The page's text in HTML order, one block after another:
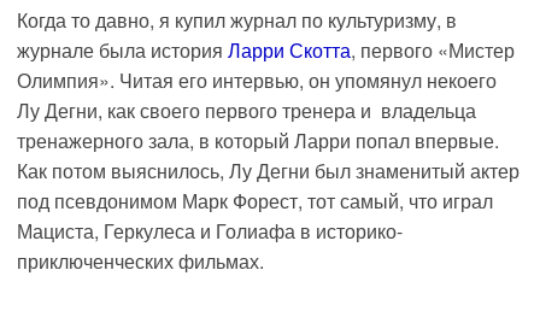
Когда то давно, я купил журнал по культуризму, в
журнале была история Ларри Скотта, первого «Мистер
Олимпия». Читая его интервью, он упомянул некоего
Лу Дегни, как своего первого тренера и владельца
тренажерного зала, в который Ларри попал впервые.
Как потом выяснилось, Лу Дегни был знаменитый актер
под псевдонимом Марк Форест, тот самый, что играл
Мациста, Геркулеса и Голиафа в историко-
приключенческих фильмах.